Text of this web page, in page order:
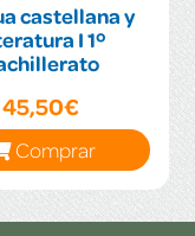
castellana y
I 1º
45,50€
Comprar